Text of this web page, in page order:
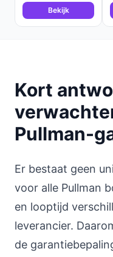
Bekijk
Kort
Pullman-
Er bestaat geen
voor alle Pullman
en looptijd
leverancier.
de